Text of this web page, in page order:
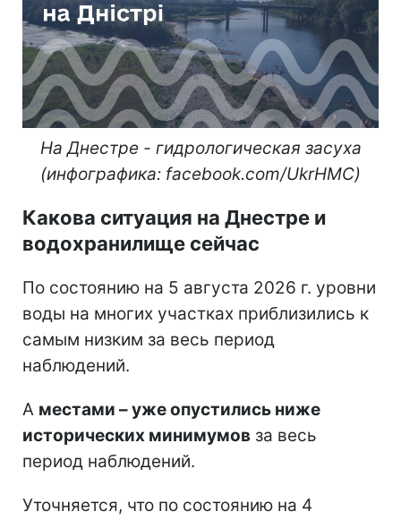
На Днестре - гидрологическая засуха
(инфографика: facebook.com/UkrHMC)
Какова ситуация на Днестре и
водохранилище сейчас
По состоянию на 5 августа 2026 г. уровни
воды на многих участках приблизились к
самым низким за весь период
наблюдений.
А местами – уже опустились ниже
исторических минимумов за весь
период наблюдений.
Уточняется, что по состоянию на 4